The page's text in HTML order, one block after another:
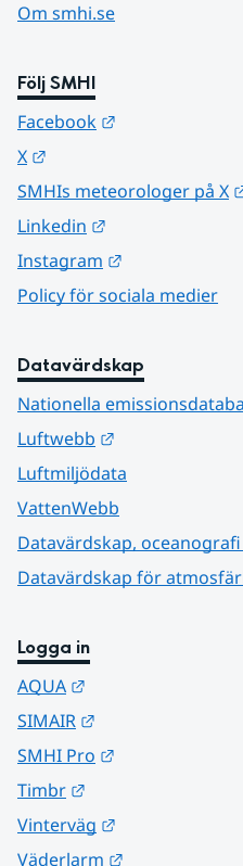
Om smhi.se
Följ SMHI
Facebook
X
SMHIs meteorologer på X
Linkedin
Instagram
Policy för sociala medier
Datavärdskap
Nationella
Luftwebb
Luftmiljödata
VattenWebb
Datavärdskap,
Datavärdskap för
Logga in
AQUA
SIMAIR
SMHI Pro
Timbr
Vinterväg
Väderlarm